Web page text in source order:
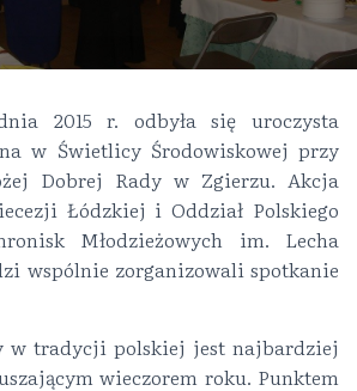
W
A
C
Ę
2015 r. odbyła się uroczysta
w Świetlicy Środowiskowej przy
Dobrej Rady w Zgierzu. Akcja
Łódzkiej i Oddział Polskiego
Młodzieżowych im. Lecha
wspólnie zorganizowali spotkanie
tradycji polskiej jest najbardziej
wieczorem roku. Punktem